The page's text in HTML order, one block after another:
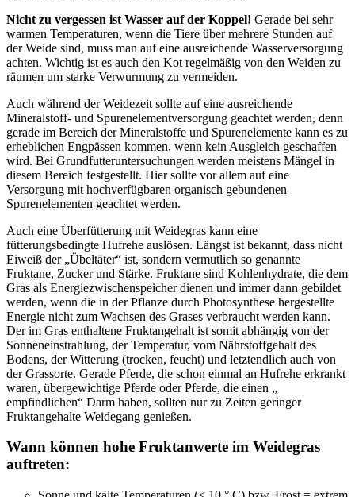
Nicht zu vergessen ist Wasser auf der Koppel! Gerade bei sehr
warmen Temperaturen, wenn die Tiere über mehrere Stunden auf
der Weide sind, muss man auf eine ausreichende Wasserversorgung
achten. Wichtig ist es auch den Kot regelmäßig von den Weiden zu
räumen um starke Verwurmung zu vermeiden.
Auch während der Weidezeit sollte auf eine ausreichende
Mineralstoff- und Spurenelementversorgung geachtet werden, denn
gerade im Bereich der Mineralstoffe und Spurenelemente kann es zu
erheblichen Engpässen kommen, wenn kein Ausgleich geschaffen
wird. Bei Grundfutteruntersuchungen werden meistens Mängel in
diesem Bereich festgestellt. Hier sollte vor allem auf eine
Versorgung mit hochverfügbaren organisch gebundenen
Spurenelementen geachtet werden.
Auch eine Überfütterung mit Weidegras kann eine
fütterungsbedingte Hufrehe auslösen. Längst ist bekannt, dass nicht
Eiweiß der „Übeltäter“ ist, sondern vermutlich so genannte
Fruktane, Zucker und Stärke. Fruktane sind Kohlenhydrate, die dem
Gras als Energiezwischenspeicher dienen und immer dann gebildet
werden, wenn die in der Pflanze durch Photosynthese hergestellte
Energie nicht zum Wachsen des Grases verbraucht werden kann.
Der im Gras enthaltene Fruktangehalt ist somit abhängig von der
Sonneneinstrahlung, der Temperatur, vom Nährstoffgehalt des
Bodens, der Witterung (trocken, feucht) und letztendlich auch von
der Grassorte. Gerade Pferde, die schon einmal an Hufrehe erkrankt
waren, übergewichtige Pferde oder Pferde, die einen „
empfindlichen“ Darm haben, sollten nur zu Zeiten geringer
Fruktangehalte Weidegang genießen.
Wann können hohe Fruktanwerte im Weidegras
auftreten: